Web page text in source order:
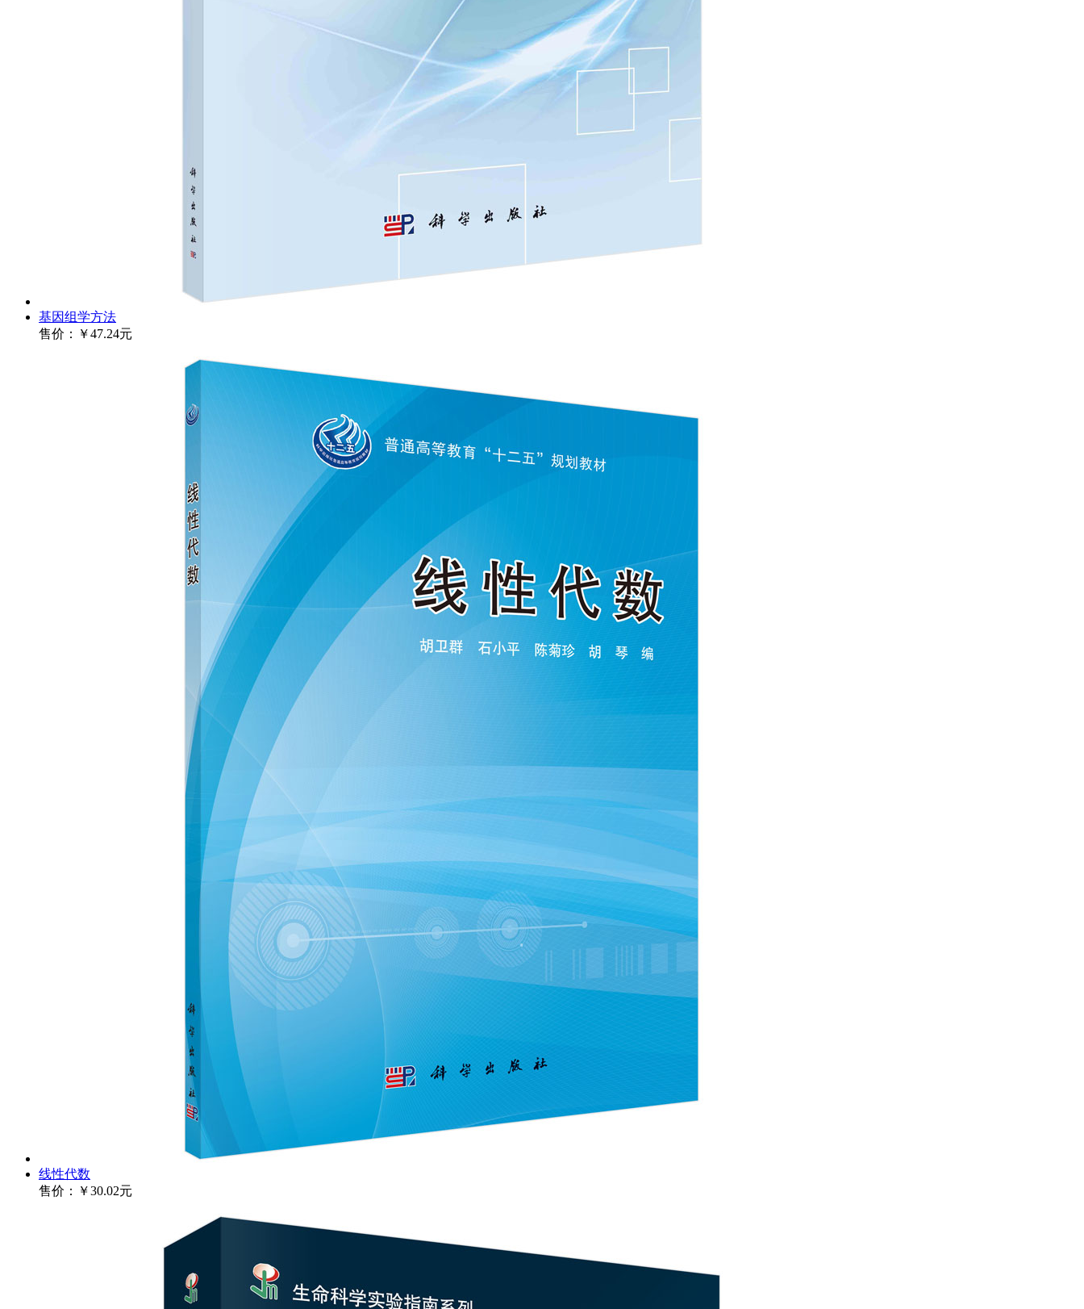
基因组学方法
售价：
￥47.24元
线性代数
售价：
￥30.02元